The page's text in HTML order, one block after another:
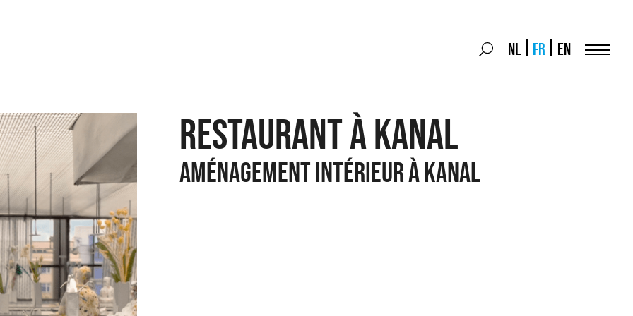
Search
Search
NL FR EN
RESTAURANT À KANAL
Aménagement intérieur à KANAL